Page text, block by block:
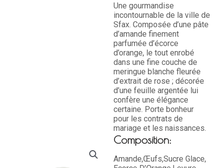
Une gourmandise
incontournable de la ville de
Sfax. Composée d’une pâte
d’amande finement
parfumée d’écorce
d’orange, le tout enrobé
dans une fine couche de
meringue blanche fleurée
d’extrait de rose ; décorée
d’une feuille argentée lui
confère une élégance
certaine. Porte bonheur
pour les contrats de
mariage et les naissances.
Composition:
Amande,Œufs,Sucre Glace,